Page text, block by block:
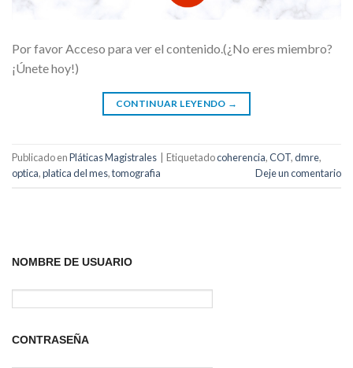
Por favor Acceso para ver el contenido.(¿No eres miembro?
¡Únete hoy!)
CONTINUAR LEYENDO →
Publicado enPláticas Magistrales Etiquetadocoherencia,COT,dmre,
optica,platica del mes,tomografia Deje un comentario
NOMBRE DE USUARIO
CONTRASEÑA